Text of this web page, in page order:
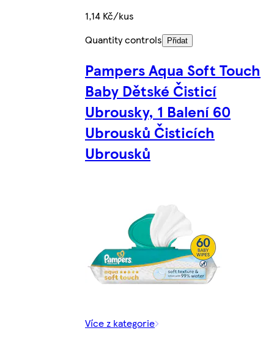
1,14 Kč/kus
Quantity controls
Přidat
Pampers Aqua Soft Touch
Baby Dětské Čisticí
Ubrousky, 1 Balení 60
Ubrousků Čisticích
Ubrousků
Více z kategorie